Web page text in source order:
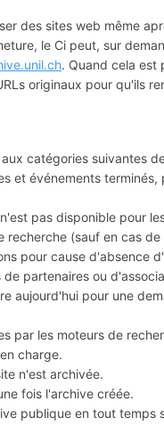
des sites web même
le Ci peut, sur
. Quand cela est
originaux pour qu'ils
catégories suivantes
et événements
pas disponible pour
recherche (sauf en cas
pour cause d'absence
partenaires ou
aujourd'hui pour une
par les moteurs de
charge.
n'est archivée.
fois l'archive créée.
publique en tout temps